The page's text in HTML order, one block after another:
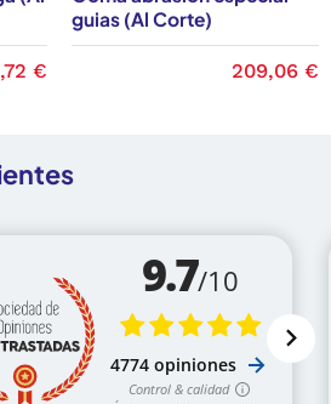
€
guias (Al Corte)
209,06 €